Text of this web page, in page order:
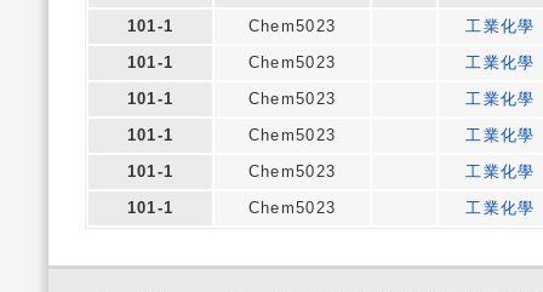
101-1
Chem5023
工業化學
101-1
Chem5023
工業化學
101-1
Chem5023
工業化學
101-1
Chem5023
工業化學
101-1
Chem5023
工業化學
101-1
Chem5023 工業化學